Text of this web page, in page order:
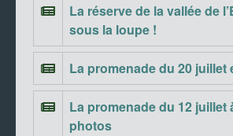
La réserve de la vallée de
sous la loupe !
La promenade du 20 juillet
La promenade du 12 juillet
photos